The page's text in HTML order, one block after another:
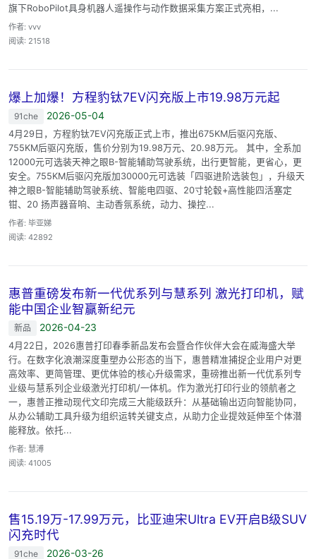
旗下RoboPilot具身机器人遥操作与动作数据采集方案正式亮相，...
作者: vvv
阅读: 21518
爆上加爆！方程豹钛7EV闪充版上市19.98万元起
91che 2026-05-04
4月29日，方程豹钛7EV闪充版正式上市，推出675KM后驱闪充版、
755KM后驱闪充版，售价分别为19.98万元、20.98万元。 其中，全系加
12000元可选装天神之眼B-智能辅助驾驶系统，出行更智能，更省心，更
安全。755KM后驱闪充版加30000元可选装「四驱进阶选装包」，升级天
神之眼B-智能辅助驾驶系统、智能电四驱、20寸轮毂+高性能四活塞定
钳、20 扬声器音响、主动香氛系统，动力、操控...
作者: 毕亚娣
阅读: 42892
惠普重磅发布新一代优系列与慧系列 激光打印机，赋
能中国企业智赢新纪元
新品 2026-04-23
4月22日，2026惠普打印春季新品发布会暨合作伙伴大会在威海盛大举
行。在数字化浪潮深度重塑办公形态的当下，惠普精准捕捉企业用户对更
高效率、更简管理、更优体验的核心升级需求，重磅推出新一代优系列专
业级与慧系列企业级激光打印机/一体机。作为激光打印行业的领航者之
一，惠普正推动现代文印完成三大能级跃升：从基础输出迈向智能协同，
从办公辅助工具升级为组织运转关键支点，从助力企业提效延伸至个体潜
能释放。依托...
作者: 慧溥
阅读: 41005
售15.19万-17.99万元，比亚迪宋Ultra EV开启B级SUV
闪充时代
91che 2026-03-26